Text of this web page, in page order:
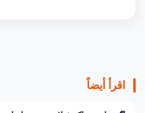
اقرأ أيضاً